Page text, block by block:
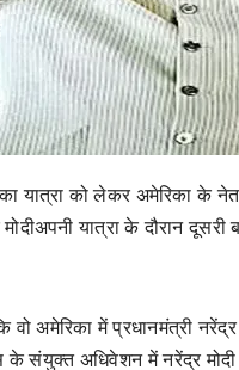
यात्रा को लेकर अमेरिका
यात्रा के दौरान
अमेरिका में प्रधानमंत्री
के संयुक्त अधिवेशन में नरेंद्र